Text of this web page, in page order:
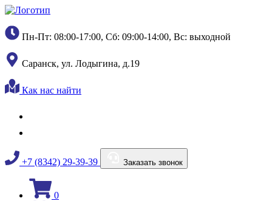
Пн-Пт: 08:00-17:00, Сб: 09:00-14:00, Вс: выходной
Саранск, ул. Лодыгина, д.19
Как нас найти
+7 (8342) 29-39-39 Заказать звонок
0